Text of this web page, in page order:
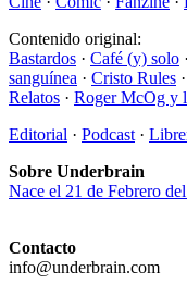
Contenido original:
Bastardos · Café (y) solo ·
sanguínea · Cristo Rules ·
Relatos · Roger McOg y
Editorial · Podcast ·
Sobre Underbrain
Nace el 21 de Febrero
Contacto
info@underbrain.com